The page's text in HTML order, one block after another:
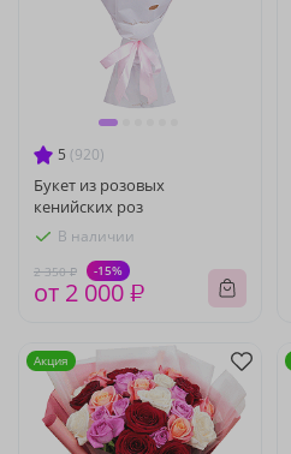
5 (920)
Букет из розовых
кенийских роз
В наличии
2 350 ₽ -15%
от 2 000 ₽
Акция